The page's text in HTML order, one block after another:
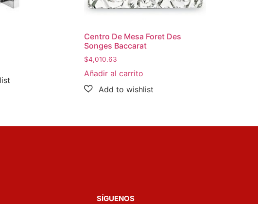
Centro De Mesa Foret Des
Songes Baccarat
$4,010.63
Añadir al carrito
SÍGUENOS